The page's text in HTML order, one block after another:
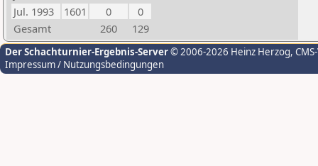
Jul. 1993
1601 0
0
Gesamt
260 129
Der Schachturnier-Ergebnis-Server© 2006-2026 Heinz Herzog,
Impressum / Nutzungsbedingungen